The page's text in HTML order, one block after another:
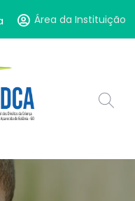
Área da Instituição